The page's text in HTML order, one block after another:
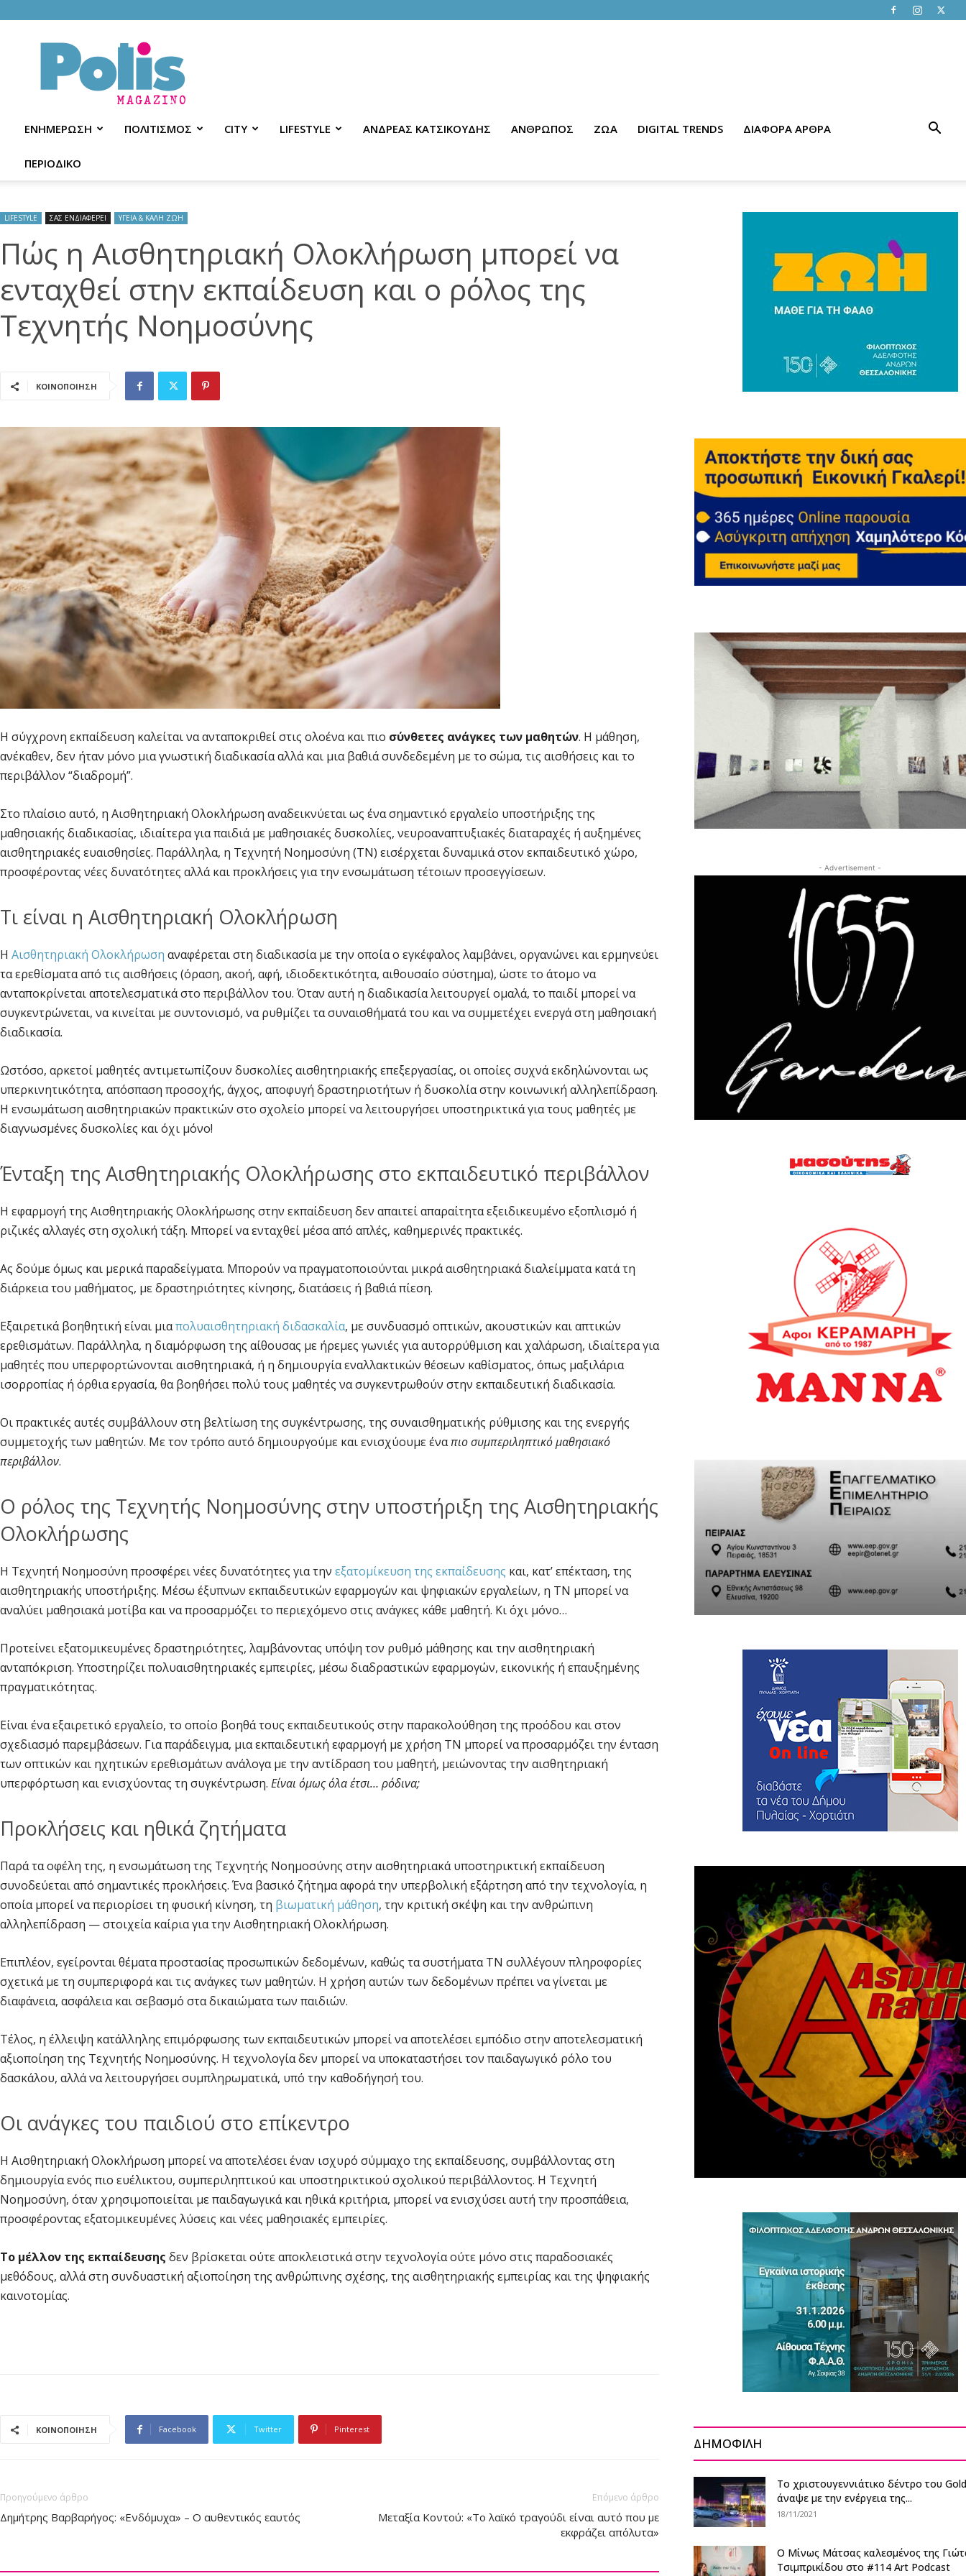
Polis
Magazino
ΕΝΗΜΕΡΩΣΗ ΠΟΛΙΤΙΣΜΟΣ CITY LIFESTYLE ΑΝΔΡΕΑΣ ΚΑΤΣΙΚΟΥΔΗΣ ΑΝΘΡΩΠΟΣ ΖΩΑ DIGITAL TRENDS ΔΙΑΦΟΡΑ ΑΡΘΡΑ
ΠΕΡΙΟΔΙΚΟ
LIFESTYLE ΣΑΣ ΕΝΔΙΑΦΕΡΕΙ ΥΓΕΙΑ & ΚΑΛΗ ΖΩΗ
Πώς η Αισθητηριακή Ολοκλήρωση μπορεί να
ενταχθεί στην εκπαίδευση και ο ρόλος της
Τεχνητής Νοημοσύνης
ΚΟΙΝΟΠΟΙΗΣΗ
Η σύγχρονη εκπαίδευση καλείται να ανταποκριθεί στις ολοένα και πιο σύνθετες ανάγκες των μαθητών. Η μάθηση,
ανέκαθεν, δεν ήταν μόνο μια γνωστική διαδικασία αλλά και μια βαθιά συνδεδεμένη με το σώμα, τις αισθήσεις και το
περιβάλλον “διαδρομή”.
Στο πλαίσιο αυτό, η Αισθητηριακή Ολοκλήρωση αναδεικνύεται ως ένα σημαντικό εργαλείο υποστήριξης της
μαθησιακής διαδικασίας, ιδιαίτερα για παιδιά με μαθησιακές δυσκολίες, νευροαναπτυξιακές διαταραχές ή αυξημένες
αισθητηριακές ευαισθησίες. Παράλληλα, η Τεχνητή Νοημοσύνη (ΤΝ) εισέρχεται δυναμικά στον εκπαιδευτικό χώρο,
προσφέροντας νέες δυνατότητες αλλά και προκλήσεις για την ενσωμάτωση τέτοιων προσεγγίσεων.
Τι είναι η Αισθητηριακή Ολοκλήρωση
Η Αισθητηριακή Ολοκλήρωση αναφέρεται στη διαδικασία με την οποία ο εγκέφαλος λαμβάνει, οργανώνει και ερμηνεύει
τα ερεθίσματα από τις αισθήσεις (όραση, ακοή, αφή, ιδιοδεκτικότητα, αιθουσαίο σύστημα), ώστε το άτομο να
ανταποκρίνεται αποτελεσματικά στο περιβάλλον του. Όταν αυτή η διαδικασία λειτουργεί ομαλά, το παιδί μπορεί να
συγκεντρώνεται, να κινείται με συντονισμό, να ρυθμίζει τα συναισθήματά του και να συμμετέχει ενεργά στη μαθησιακή
διαδικασία.
Ωστόσο, αρκετοί μαθητές αντιμετωπίζουν δυσκολίες αισθητηριακής επεξεργασίας, οι οποίες συχνά εκδηλώνονται ως
υπερκινητικότητα, απόσπαση προσοχής, άγχος, αποφυγή δραστηριοτήτων ή δυσκολία στην κοινωνική αλληλεπίδραση.
Η ενσωμάτωση αισθητηριακών πρακτικών στο σχολείο μπορεί να λειτουργήσει υποστηρικτικά για τους μαθητές με
διαγνωσμένες δυσκολίες και όχι μόνο!
Ένταξη της Αισθητηριακής Ολοκλήρωσης στο εκπαιδευτικό περιβάλλον
Η εφαρμογή της Αισθητηριακής Ολοκλήρωσης στην εκπαίδευση δεν απαιτεί απαραίτητα εξειδικευμένο εξοπλισμό ή
ριζικές αλλαγές στη σχολική τάξη. Μπορεί να ενταχθεί μέσα από απλές, καθημερινές πρακτικές.
Ας δούμε όμως και μερικά παραδείγματα. Μπορούν να πραγματοποιούνται μικρά αισθητηριακά διαλείμματα κατά τη
διάρκεια του μαθήματος, με δραστηριότητες κίνησης, διατάσεις ή βαθιά πίεση.
Εξαιρετικά βοηθητική είναι μιαπολυαισθητηριακή διδασκαλία, με συνδυασμό οπτικών, ακουστικών και απτικών
ερεθισμάτων. Παράλληλα, η διαμόρφωση της αίθουσας με ήρεμες γωνιές για αυτορρύθμιση και χαλάρωση, ιδιαίτερα για
μαθητές που υπερφορτώνονται αισθητηριακά, ή η δημιουργία εναλλακτικών θέσεων καθίσματος, όπως μαξιλάρια
ισορροπίας ή όρθια εργασία, θα βοηθήσει πολύ τους μαθητές να συγκεντρωθούν στην εκπαιδευτική διαδικασία.
Οι πρακτικές αυτές συμβάλλουν στη βελτίωση της συγκέντρωσης, της συναισθηματικής ρύθμισης και της ενεργής
συμμετοχής των μαθητών. Με τον τρόπο αυτό δημιουργούμε και ενισχύουμε έναπιο συμπεριληπτικό μαθησιακό
περιβάλλον.
Ο ρόλος της Τεχνητής Νοημοσύνης στην υποστήριξη της Αισθητηριακής
Ολοκλήρωσης
Η Τεχνητή Νοημοσύνη προσφέρει νέες δυνατότητες για την εξατομίκευση της εκπαίδευσης και, κατ’ επέκταση, της
αισθητηριακής υποστήριξης. Μέσω έξυπνων εκπαιδευτικών εφαρμογών και ψηφιακών εργαλείων, η ΤΝ μπορεί να
αναλύει μαθησιακά μοτίβα και να προσαρμόζει το περιεχόμενο στις ανάγκες κάθε μαθητή. Κι όχι μόνο…
Προτείνει εξατομικευμένες δραστηριότητες, λαμβάνοντας υπόψη τον ρυθμό μάθησης και την αισθητηριακή
ανταπόκριση. Υποστηρίζει πολυαισθητηριακές εμπειρίες, μέσω διαδραστικών εφαρμογών, εικονικής ή επαυξημένης
πραγματικότητας.
Είναι ένα εξαιρετικό εργαλείο, το οποίο βοηθά τους εκπαιδευτικούς στην παρακολούθηση της προόδου και στον
σχεδιασμό παρεμβάσεων. Για παράδειγμα, μια εκπαιδευτική εφαρμογή με χρήση ΤΝ μπορεί να προσαρμόζει την ένταση
των οπτικών και ηχητικών ερεθισμάτων ανάλογα με την αντίδραση του μαθητή, μειώνοντας την αισθητηριακή
υπερφόρτωση και ενισχύοντας τη συγκέντρωση. Είναι όμως όλα έτσι… ρόδινα;
Προκλήσεις και ηθικά ζητήματα
Παρά τα οφέλη της, η ενσωμάτωση της Τεχνητής Νοημοσύνης στην αισθητηριακά υποστηρικτική εκπαίδευση
συνοδεύεται από σημαντικές προκλήσεις. Ένα βασικό ζήτημα αφορά την υπερβολική εξάρτηση από την τεχνολογία, η
οποία μπορεί να περιορίσει τη φυσική κίνηση, τη βιωματική μάθηση, την κριτική σκέψη και την ανθρώπινη
αλληλεπίδραση — στοιχεία καίρια για την Αισθητηριακή Ολοκλήρωση.
Επιπλέον, εγείρονται θέματα προστασίας προσωπικών δεδομένων, καθώς τα συστήματα ΤΝ συλλέγουν πληροφορίες
σχετικά με τη συμπεριφορά και τις ανάγκες των μαθητών. Η χρήση αυτών των δεδομένων πρέπει να γίνεται με
διαφάνεια, ασφάλεια και σεβασμό στα δικαιώματα των παιδιών.
Τέλος, η έλλειψη κατάλληλης επιμόρφωσης των εκπαιδευτικών μπορεί να αποτελέσει εμπόδιο στην αποτελεσματική
αξιοποίηση της Τεχνητής Νοημοσύνης. Η τεχνολογία δεν μπορεί να υποκαταστήσει τον παιδαγωγικό ρόλο του
δασκάλου, αλλά να λειτουργήσει συμπληρωματικά, υπό την καθοδήγησή του.
Οι ανάγκες του παιδιού στο επίκεντρο
Η Αισθητηριακή Ολοκλήρωση μπορεί να αποτελέσει έναν ισχυρό σύμμαχο της εκπαίδευσης, συμβάλλοντας στη
δημιουργία ενός πιο ευέλικτου, συμπεριληπτικού και υποστηρικτικού σχολικού περιβάλλοντος. Η Τεχνητή
Νοημοσύνη, όταν χρησιμοποιείται με παιδαγωγικά και ηθικά κριτήρια, μπορεί να ενισχύσει αυτή την προσπάθεια,
προσφέροντας εξατομικευμένες λύσεις και νέες μαθησιακές εμπειρίες.
Το μέλλον της εκπαίδευσης δεν βρίσκεται ούτε αποκλειστικά στην τεχνολογία ούτε μόνο στις παραδοσιακές
μεθόδους, αλλά στη συνδυαστική αξιοποίηση της ανθρώπινης σχέσης, της αισθητηριακής εμπειρίας και της ψηφιακής
καινοτομίας.
ΚΟΙΝΟΠΟΙΗΣΗ Facebook Twitter Pinterest
Προηγούμενο άρθρο
Δημήτρης Βαρβαρήγος: «Ενδόμυχα» – Ο αυθεντικός εαυτός
Επόμενο άρθρο
Μεταξία Κοντού: «Το λαϊκό τραγούδι είναι αυτό που με
εκφράζει απόλυτα»
- Advertisement -
ΔΗΜΟΦΙΛΗ
Το χριστουγεννιάτικο δέντρο του
άναψε με την ενέργεια της...
18/11/2021
Ο Μίνως Μάτσας καλεσμένος της
Τσιμπρικίδου στο #114 Art Podcast